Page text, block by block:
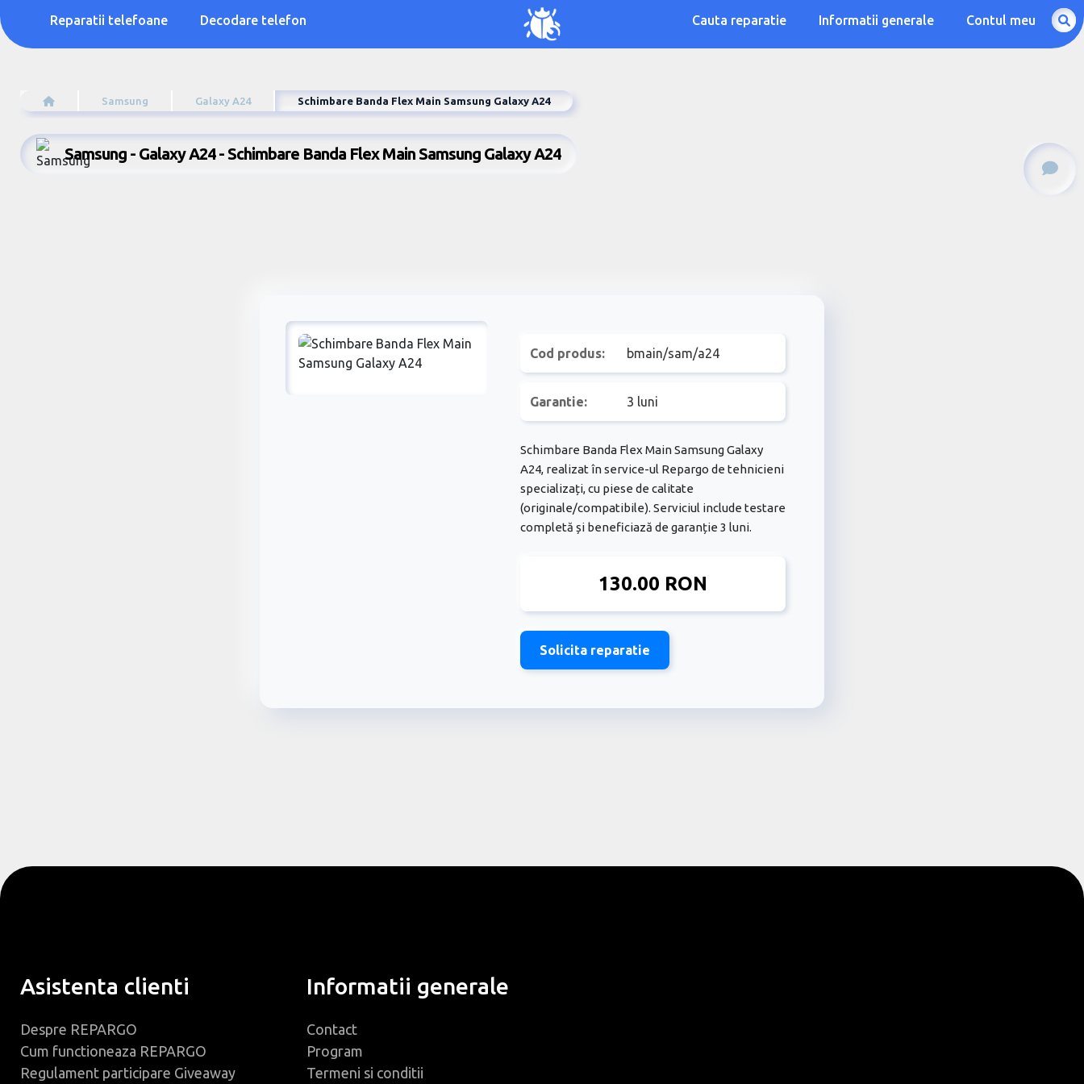
Reparatii telefoane Decodare telefon Cauta reparatie Informatii generale Contul meu
Samsung Galaxy A24 Schimbare Banda Flex Main Samsung Galaxy A24
Samsung - Galaxy A24 - Schimbare Banda Flex Main Samsung Galaxy A24
Cod produs: bmain/sam/a24
Garantie: 3 luni
Schimbare Banda Flex Main Samsung Galaxy
A24, realizat în service-ul Repargo de tehnicieni
specializați, cu piese de calitate
(originale/compatibile). Serviciul include testare
completă și beneficiază de garanție 3 luni.
130.00 RON
Solicita reparatie
Asistenta clienti
Despre REPARGO
Cum functioneaza REPARGO
Regulament participare Giveaway
Informatii generale
Contact
Program
Termeni si conditii